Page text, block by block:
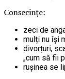
Consecințe:
zeci de
mulți nu își
divorțuri,
„cum să fii
rușinea se